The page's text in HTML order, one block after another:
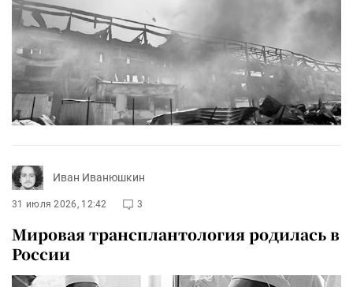
Иван Иванюшкин
31 июля 2026, 12:42 3
Мировая трансплантология родилась в
России